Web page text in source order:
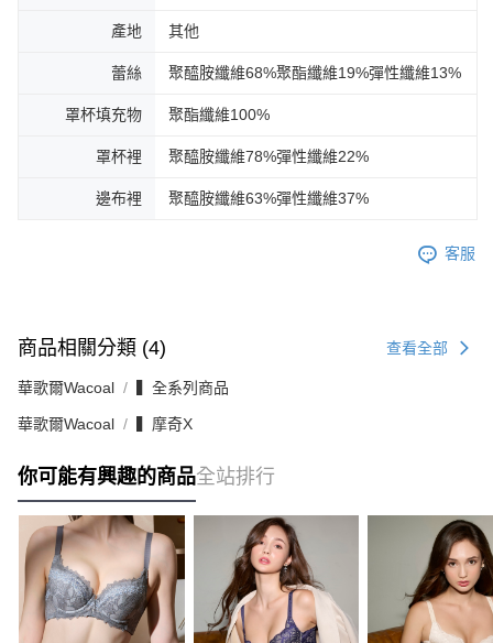
產地 其他
蕾絲 聚醯胺纖維68%聚酯纖維19%彈性纖維13%
罩杯填充物 聚酯纖維100%
罩杯裡 聚醯胺纖維78%彈性纖維22%
邊布裡 聚醯胺纖維63%彈性纖維37%
客服
商品相關分類 (4) 查看全部
華歌爾Wacoal ▍全系列商品
華歌爾Wacoal ▍摩奇X
你可能有興趣的商品全站排行